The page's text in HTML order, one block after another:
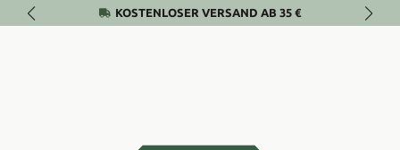
Zum Hauptinhalt springenKOSTENLOSER VERSAND AB 35 €